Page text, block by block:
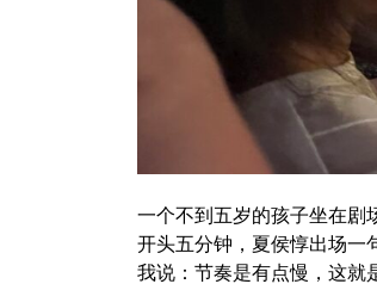
一个不到五岁的孩子坐在剧
开头五分钟，夏侯惇出场一
我说：节奏是有点慢，这就